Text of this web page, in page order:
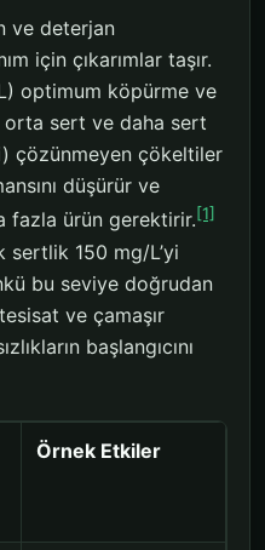
ve deterjan
için çıkarımlar taşır.
optimum köpürme ve
sert ve daha sert
çözünmeyen çökeltiler
düşürür ve
fazla ürün gerektirir.[1]
sertlik 150 mg/L’yi
bu seviye doğrudan
ve çamaşır
başlangıcını
Örnek Etkiler